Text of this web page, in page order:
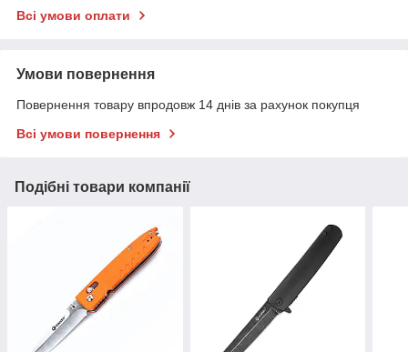
Всі умови оплати
Умови повернення
Повернення товару впродовж 14 днів за рахунок покупця
Всі умови повернення
Подібні товари компанії